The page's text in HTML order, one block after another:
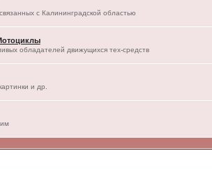
с Калининградской областью
обладателей движущихся тех-средств
и др.